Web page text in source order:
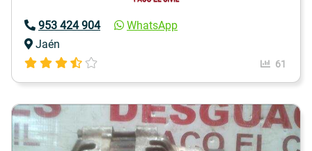
953 424 904
WhatsApp
Jaén
61